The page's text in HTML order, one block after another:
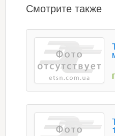
Смотрите также